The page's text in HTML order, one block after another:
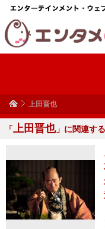
上田晋也
「上田晋也」に関連する